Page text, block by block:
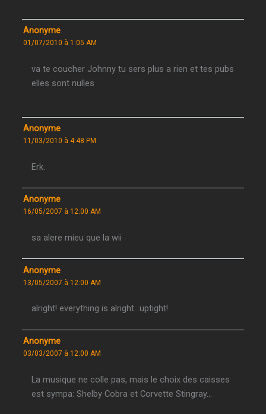
Anonyme
01/07/2010 à 1:05 AM
va te coucher Johnny tu sers plus a rien et tes pubs
elles sont nulles
Anonyme
11/03/2010 à 4:48 PM
Erk.
Anonyme
16/05/2007 à 12:00 AM
sa alere mieu que la wii
Anonyme
13/05/2007 à 12:00 AM
alright! everything is alright…uptight!
Anonyme
03/03/2007 à 12:00 AM
La musique ne colle pas, mais le choix des caisses
est sympa: Shelby Cobra et Corvette Stingray…